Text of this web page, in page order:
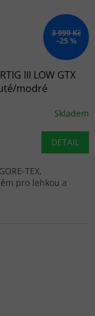
3 999 Kč
–25 %
III LOW GTX
modré
Skladem
DETAIL
TEX,
pro lehkou a